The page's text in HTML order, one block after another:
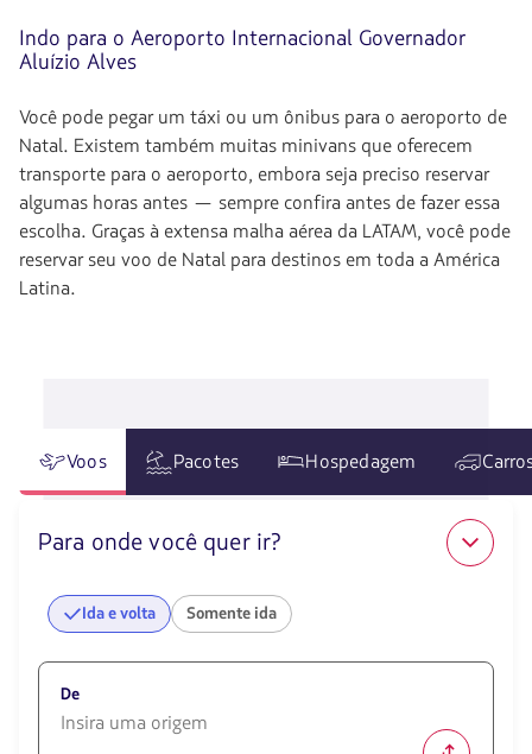
Indo para o Aeroporto Internacional Governador
Aluízio Alves
Você pode pegar um táxi ou um ônibus para o aeroporto de
Natal. Existem também muitas minivans que oferecem
transporte para o aeroporto, embora seja preciso reservar
algumas horas antes — sempre confira antes de fazer essa
escolha. Graças à extensa malha aérea da LATAM, você pode
reservar seu voo de Natal para destinos em toda a América
Latina.
Voos Pacotes Hospedagem
Para onde você quer ir?
Ida e volta Somente ida
De